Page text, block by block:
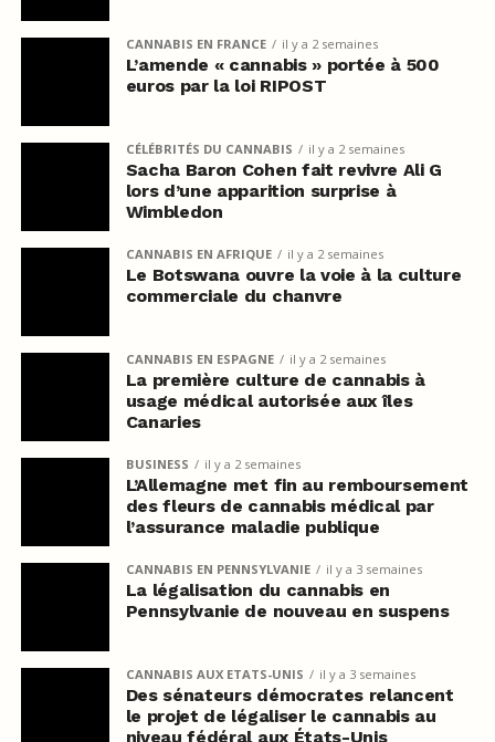
CANNABIS EN FRANCE il y a 2 semaines
L’amende « cannabis » portée à 500
euros par la loi RIPOST
CÉLÉBRITÉS DU CANNABIS il y a 2 semaines
Sacha Baron Cohen fait revivre Ali G
lors d’une apparition surprise à
Wimbledon
CANNABIS EN AFRIQUE il y a 2 semaines
Le Botswana ouvre la voie à la culture
commerciale du chanvre
CANNABIS EN ESPAGNE il y a 2 semaines
La première culture de cannabis à
usage médical autorisée aux îles
Canaries
BUSINESS il y a 2 semaines
L’Allemagne met fin au remboursement
des fleurs de cannabis médical par
l’assurance maladie publique
CANNABIS EN PENNSYLVANIE il y a 3 semaines
La légalisation du cannabis en
Pennsylvanie de nouveau en suspens
CANNABIS AUX ETATS-UNIS il y a 3 semaines
Des sénateurs démocrates relancent
le projet de légaliser le cannabis au
niveau fédéral aux États-Unis